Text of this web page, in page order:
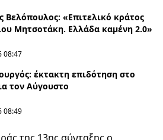
Βελόπουλος: «Επιτελικό κράτος
Μητσοτάκη. Ελλάδα καμένη 2.0»
08:47
έκτακτη επιδότηση στο
τον Αύγουστο
08:49